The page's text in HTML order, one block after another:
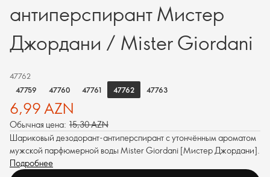
антиперспирант Мистер
Джордани / Mister Giordani
47762
47759
47760 47761 47762 47763
6,99 AZN
Обычная цена: 15,30 AZN
Шариковый дезодорант-антиперспирант с утончённым ароматом
мужской парфюмерной воды Mister Giordani [Мистер Джордани].
Подробнее